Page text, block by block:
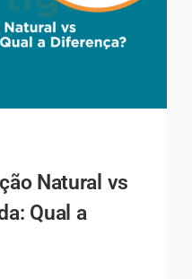
Natural vs
Qual a